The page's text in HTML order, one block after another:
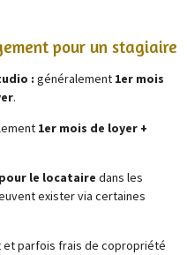
pour un stagiaire
: généralement 1er mois
.
1er mois de loyer +
le locataire dans les
exister via certaines
parfois frais de copropriété